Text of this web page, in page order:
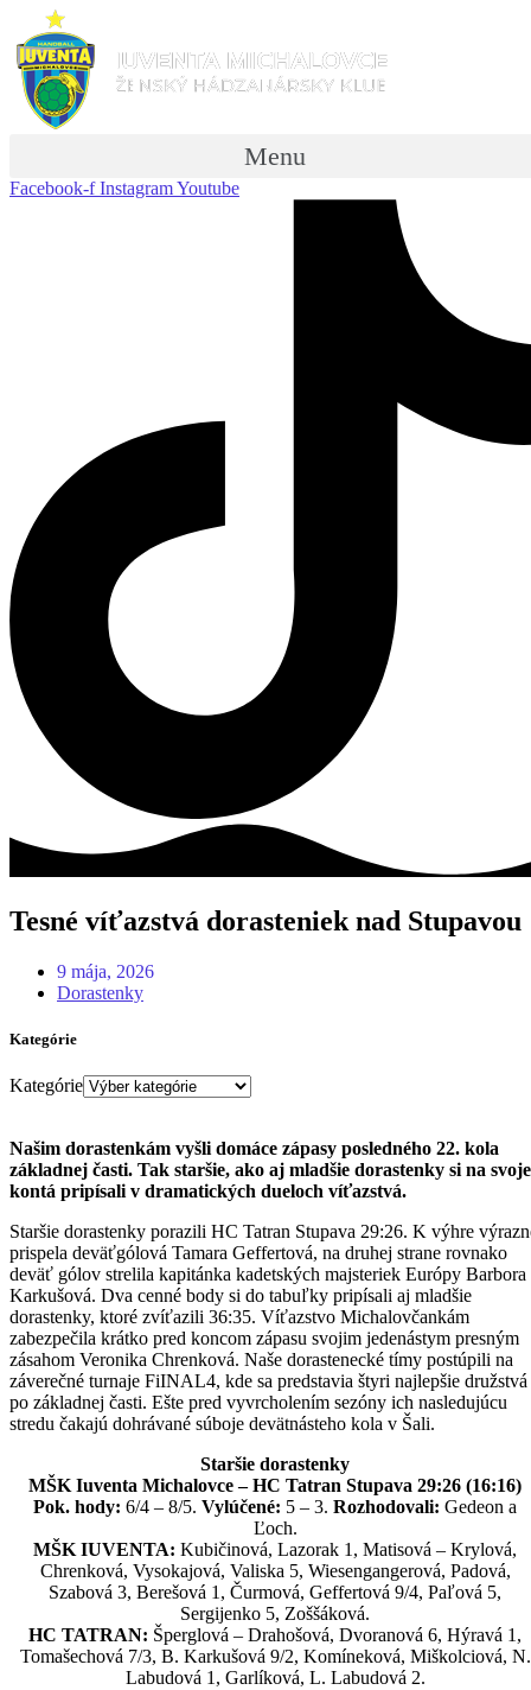
Menu
Facebook-f InstagramYoutube
Tesné víťazstvá dorasteniek nad Stupavou
9 mája, 2026
Dorastenky
Kategórie
Kategórie
Našim dorastenkám vyšli domáce zápasy posledného 22. kola
základnej časti. Tak staršie, ako aj mladšie dorastenky si na svoje
kontá pripísali v dramatických dueloch víťazstvá.
Staršie dorastenky porazili HC Tatran Stupava 29:26. K výhre
prispela deväťgólová Tamara Geffertová, na druhej strane rovnako
deväť gólov strelila kapitánka kadetských majsteriek Európy Barbora
Karkušová. Dva cenné body si do tabuľky pripísali aj mladšie
dorastenky, ktoré zvíťazili 36:35. Víťazstvo Michalovčankám
zabezpečila krátko pred koncom zápasu svojim jedenástym presným
zásahom Veronika Chrenková. Naše dorastenecké tímy postúpili na
záverečné turnaje FiINAL4, kde sa predstavia štyri najlepšie družstvá
po základnej časti. Ešte pred vyvrcholením sezóny ich nasledujúcu
stredu čakajú dohrávané súboje devätnásteho kola v Šali.
Staršie dorastenky
MŠK Iuventa Michalovce – HC Tatran Stupava 29:26 (16:16)
Pok. hody: 6/4 – 8/5. Vylúčené: 5 – 3. Rozhodovali: Gedeon a
Ľoch.
MŠK IUVENTA: Kubičinová, Lazorak 1, Matisová – Krylová,
Chrenková, Vysokajová, Valiska 5, Wiesengangerová, Padová,
Szabová 3, Berešová 1, Čurmová, Geffertová 9/4, Paľová 5,
Sergijenko 5, Zoššáková.
HC TATRAN: Šperglová – Drahošová, Dvoranová 6, Hýravá 1,
Tomašechová 7/3, B. Karkušová 9/2, Komíneková, Miškolciová, N.
Labudová 1, Garlíková, L. Labudová 2.